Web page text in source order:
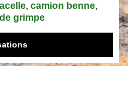
camion benne,
grimpe